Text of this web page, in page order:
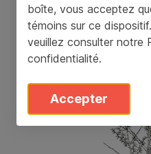
boîte, vous acceptez
témoins sur ce
veuillez consulter notre
confidentialité.
Accepter